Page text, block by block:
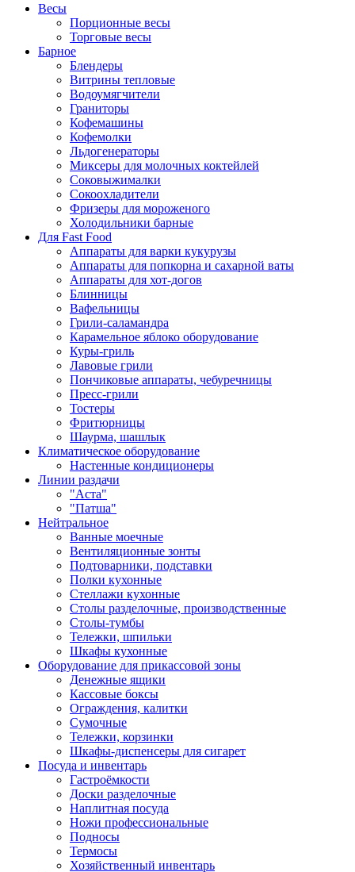
Весы
Порционные весы
Торговые весы
Барное
Блендеры
Витрины тепловые
Водоумягчители
Граниторы
Кофемашины
Кофемолки
Льдогенераторы
Миксеры для молочных коктейлей
Соковыжималки
Сокоохладители
Фризеры для мороженого
Холодильники барные
Для Fast Food
Аппараты для варки кукурузы
Аппараты для попкорна и сахарной ваты
Аппараты для хот-догов
Блинницы
Вафельницы
Грили-саламандра
Карамельное яблоко оборудование
Куры-гриль
Лавовые грили
Пончиковые аппараты, чебуречницы
Пресс-грили
Тостеры
Фритюрницы
Шаурма, шашлык
Климатическое оборудование
Настенные кондиционеры
Линии раздачи
"Аста"
"Патша"
Нейтральное
Ванные моечные
Вентиляционные зонты
Подтоварники, подставки
Полки кухонные
Стеллажи кухонные
Столы разделочные, производственные
Столы-тумбы
Тележки, шпильки
Шкафы кухонные
Оборудование для прикассовой зоны
Денежные ящики
Кассовые боксы
Ограждения, калитки
Сумочные
Тележки, корзинки
Шкафы-диспенсеры для сигарет
Посуда и инвентарь
Гастроёмкости
Доски разделочные
Наплитная посуда
Ножи профессиональные
Подносы
Термосы
Хозяйственный инвентарь